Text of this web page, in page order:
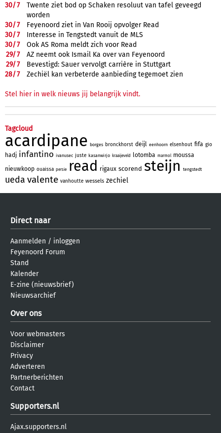
30/7
Twente ziet bod op Schaken resoluut van tafel geveegd
worden
30/7
Feyenoord ziet in Van Rooij opvolger Read
30/7
Interesse in Tengstedt vanuit de MLS
30/7
Ook AS Roma meldt zich voor Read
29/7
AZ neemt ook Ismail Ka over van Feyenoord
29/7
Bevestigd: Sauer vervolgt carrière in Stuttgart
28/7 Zechiël kan verbeterde aanbieding tegemoet zien
Stel hier in welk nieuws jij belangrijk vindt.
Tagcloud
acardipane borges bronckhorst deijl eenhoorn elsenhout fifa gio
hadj infantino ivanusec juste kasanwirjo kraaijeveld lotomba marmol
moussa
nieuwkoop ouaissa persie read rigaux scorend steijn tengstedt
ueda valente vanhoutte wessels zechiel
Direct naar
Aanmelden / inloggen
Feyenoord Forum
Stand
Kalender
E-zine (nieuwsbrief)
Nieuwsarchief
Over ons
Voor webmasters
Disclaimer
Privacy
Adverteren
Partnerberichten
Contact
Supporters.nl
Ajax.supporters.nl